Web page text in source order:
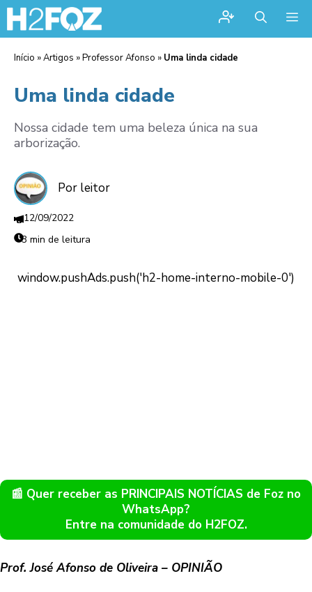
Início »Artigos »Professor Afonso » Uma linda cidade
Uma linda cidade
Nossa cidade tem uma beleza única na sua
arborização.
Por leitor
12/09/2022
3 min de leitura
📰 Quer receber as PRINCIPAIS NOTÍCIAS de Foz no
WhatsApp?
Entre na comunidade do H2FOZ.
Prof. José Afonso de Oliveira – OPINIÃO